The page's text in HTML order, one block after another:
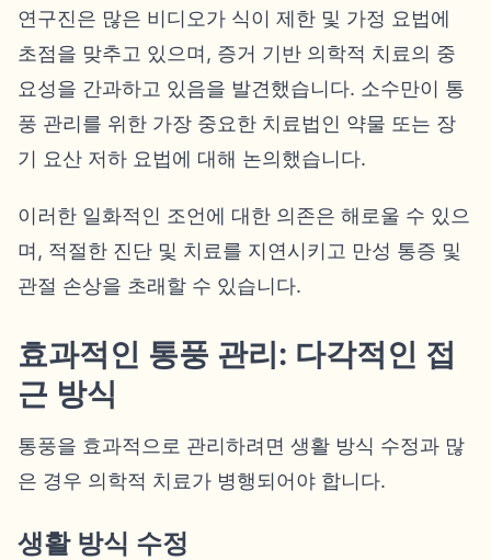
연구진은 많은 비디오가 식이 제한 및 가정 요법에
초점을 맞추고 있으며, 증거 기반 의학적 치료의 중
요성을 간과하고 있음을 발견했습니다. 소수만이 통
풍 관리를 위한 가장 중요한 치료법인 약물 또는 장
기 요산 저하 요법에 대해 논의했습니다.
이러한 일화적인 조언에 대한 의존은 해로울 수 있으
며, 적절한 진단 및 치료를 지연시키고 만성 통증 및
관절 손상을 초래할 수 있습니다.
효과적인 통풍 관리: 다각적인 접
근 방식
통풍을 효과적으로 관리하려면 생활 방식 수정과 많
은 경우 의학적 치료가 병행되어야 합니다.
생활 방식 수정